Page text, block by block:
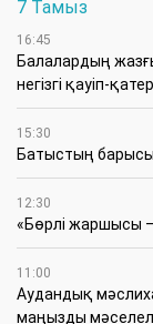
7 Тамыз
16:45
Балалардың жазғы
негізгі қауіп-
15:30
Батыстың
12:30
«Бөрлі жаршысы
11:00
Аудандық
маңызды